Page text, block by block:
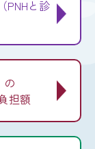
（PNHと診
の
担額